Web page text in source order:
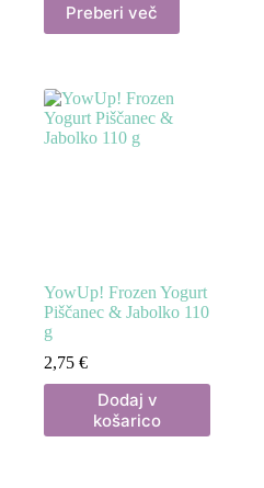
Preberi več
YowUp! Frozen Yogurt
Piščanec & Jabolko 110
g
2,75 €
Dodaj v
košarico